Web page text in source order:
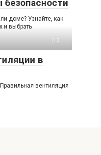
доме? Узнайте, как
и выбрать
0
в
вентиляция